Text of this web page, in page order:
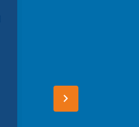
système de
pour béton
fonctions.
keyboard_arrow_right